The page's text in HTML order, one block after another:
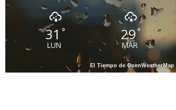
31 °
LUN
29 °
MAR
El Tiempo de OpenWeatherMap